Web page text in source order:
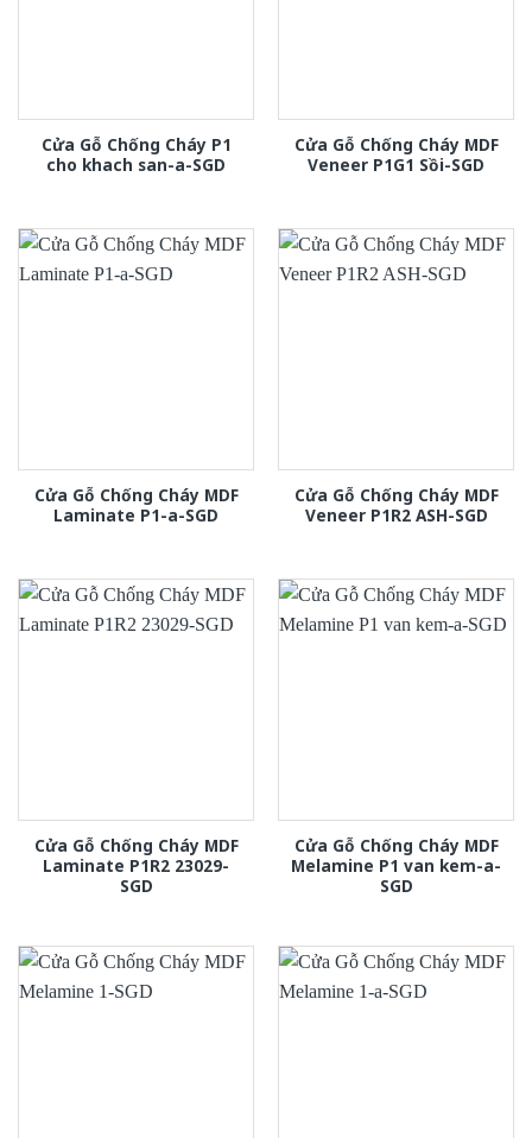
Cửa Gỗ Chống Cháy P1
cho khach san-a-SGD
Cửa Gỗ Chống Cháy MDF
Veneer P1G1 Sồi-SGD
Cửa Gỗ Chống Cháy MDF
Laminate P1-a-SGD
Cửa Gỗ Chống Cháy MDF
Veneer P1R2 ASH-SGD
Cửa Gỗ Chống Cháy MDF
Laminate P1R2 23029-
SGD
Cửa Gỗ Chống Cháy MDF
Melamine P1 van kem-a-
SGD